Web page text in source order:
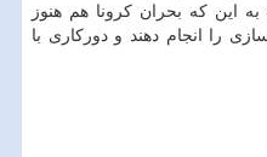
این که بحران کرونا هم هنوز
را انجام دهند و دورکاری با